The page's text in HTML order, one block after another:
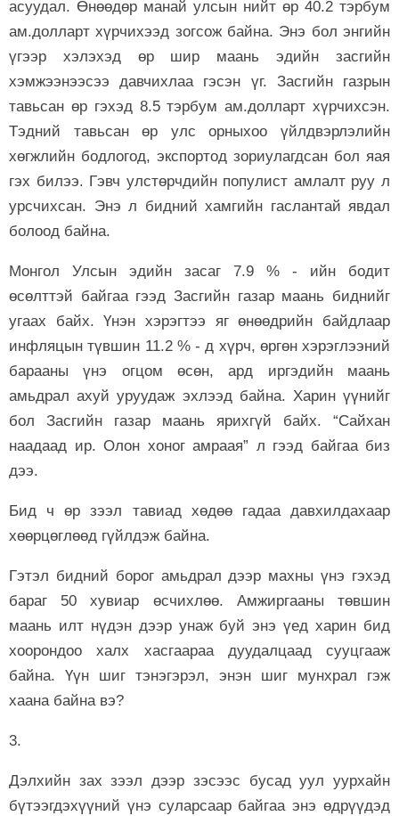
асуудал. Өнөөдөр манай улсын нийт өр 40.2 тэрбум
ам.долларт хүрчихээд зогсож байна. Энэ бол энгийн
үгээр хэлэхэд өр шир маань эдийн засгийн
хэмжээнээсээ давчихлаа гэсэн үг. Засгийн газрын
тавьсан өр гэхэд 8.5 тэрбум ам.долларт хүрчихсэн.
Тэдний тавьсан өр улс орныхоо үйлдвэрлэлийн
хөгжлийн бодлогод, экспортод зориулагдсан бол яая
гэх билээ. Гэвч улстөрчдийн популист амлалт руу л
урсчихсан. Энэ л бидний хамгийн гаслантай явдал
болоод байна.
Монгол Улсын эдийн засаг 7.9 % - ийн бодит
өсөлттэй байгаа гээд Засгийн газар маань биднийг
угаах байх. Үнэн хэрэгтээ яг өнөөдрийн байдлаар
инфляцын түвшин 11.2 % - д хүрч, өргөн хэрэглээний
барааны үнэ огцом өсөн, ард иргэдийн маань
амьдрал ахуй уруудаж эхлээд байна. Харин үүнийг
бол Засгийн газар маань ярихгүй байх. “Сайхан
наадаад ир. Олон хоног амраая” л гээд байгаа биз
дээ.
Бид ч өр зээл тавиад хөдөө гадаа давхилдахаар
хөөрцөглөөд гүйлдэж байна.
Гэтэл бидний борог амьдрал дээр махны үнэ гэхэд
бараг 50 хувиар өсчихлөө. Амжиргааны төвшин
маань илт нүдэн дээр унаж буй энэ үед харин бид
хоорондоо халх хасгаараа дуудалцаад сууцгааж
байна. Үүн шиг тэнэгэрэл, энэн шиг мунхрал гэж
хаана байна вэ?
3.
Дэлхийн зах зээл дээр зэсээс бусад уул уурхайн
бүтээгдэхүүний үнэ суларсаар байгаа энэ өдрүүдэд